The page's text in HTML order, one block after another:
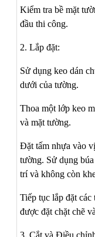
Kiểm tra bề mặt
đầu thi công.
2. Lắp đặt:
Sử dụng keo dán
dưới của tường.
Thoa một lớp keo
và mặt tường.
Đặt tấm nhựa vào
tường. Sử dụng
trí và không còn
Tiếp tục lắp đặt các
được đặt chặt chẽ